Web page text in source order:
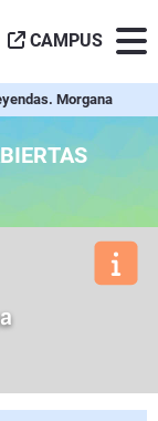
CAMPUS
Morgana